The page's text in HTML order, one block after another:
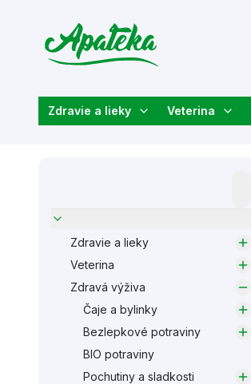
Zdravie a lieky Veterina
Zdravie a lieky
Veterina
Zdravá výživa
Čaje a bylinky
Bezlepkové potraviny
BIO potraviny
Pochutiny a sladkosti